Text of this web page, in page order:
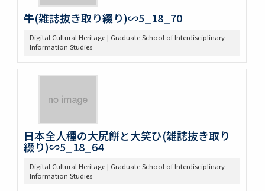
牛(雑誌抜き取り綴り)∽5_18_70
Digital Cultural Heritage | Graduate School of Interdisciplinary
Information Studies
日本全人種の大尻餅と大笑ひ(雑誌抜き取り
綴り)∽5_18_64
Digital Cultural Heritage | Graduate School of Interdisciplinary
Information Studies